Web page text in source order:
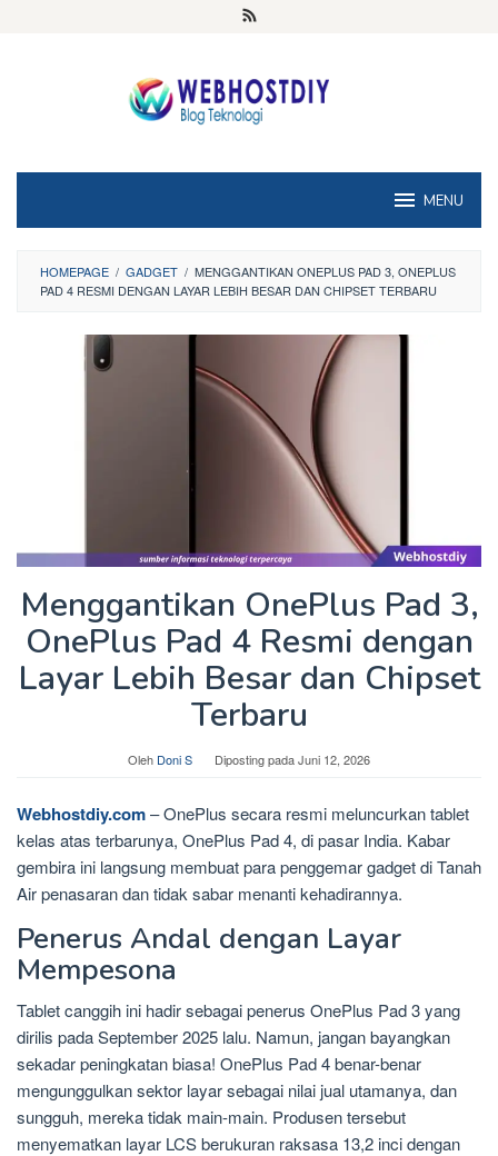
MENU
HOMEPAGE / GADGET / MENGGANTIKAN ONEPLUS PAD 3, ONEPLUS
PAD 4 RESMI DENGAN LAYAR LEBIH BESAR DAN CHIPSET TERBARU
Menggantikan OnePlus Pad 3,
OnePlus Pad 4 Resmi dengan
Layar Lebih Besar dan Chipset
Terbaru
Oleh Doni S Diposting padaJuni 12, 2026
Webhostdiy.com– OnePlus secara resmi meluncurkan tablet
kelas atas terbarunya, OnePlus Pad 4, di pasar India. Kabar
gembira ini langsung membuat para penggemar gadget di Tanah
Air penasaran dan tidak sabar menanti kehadirannya.
Penerus Andal dengan Layar
Mempesona
Tablet canggih ini hadir sebagai penerus OnePlus Pad 3 yang
dirilis pada September 2025 lalu. Namun, jangan bayangkan
sekadar peningkatan biasa! OnePlus Pad 4 benar-benar
mengunggulkan sektor layar sebagai nilai jual utamanya, dan
sungguh, mereka tidak main-main. Produsen tersebut
menyematkan layar LCS berukuran raksasa 13,2 inci dengan